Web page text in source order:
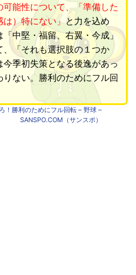
能性について、「準備した
）特にない」 と力を込め
中堅・福留、右翼・今成」
「それも選択肢の１つか
季初失策となる後逸があっ
ない。勝利のためにフル回
！勝利のためにフル回転 – 野球 –
SANSPO.COM（サンスポ）